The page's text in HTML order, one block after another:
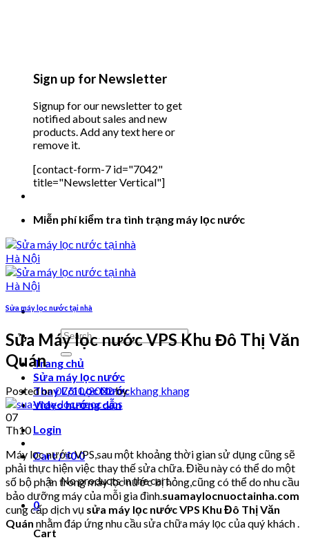
Sign up for Newsletter
Signup for our newsletter to get
notified about sales and new
products. Add any text here or
remove it.
[contact-form-7 id="7042"
title="Newsletter Vertical"]
Miễn phí kiểm tra tình trạng máy lọc nước
Search
for:
Trang chủ
Sửa máy lọc nước
Thay Lõi Lọc Nước
Video hướng dẫn
Login
Cart /₫00
No products in the cart.
0
Cart
Sửa máy lọc nước tại nhà
Sửa Máy lọc nước VPS Khu Đô Thị Văn
Quán
Posted on07/10/2022bykhang khang
07
Th10
Máy lọc nước VPS,sau một khoảng thời gian sử dụng cũng sẽ
phải thực hiện việc thay thế sửa chữa. Điều này có thể do một
số bộ phận trong máy lọc nước bị hỏng,cũng có thể do nhu cầu
bảo dưỡng máy của mỗi gia đình.suamaylocnuoctainha.com
cung cấp dịch vụ sửa máy lọc nước VPS Khu Đô Thị Văn
Quán nhằm đáp ứng nhu cầu sửa chữa máy lọc của quý khách .